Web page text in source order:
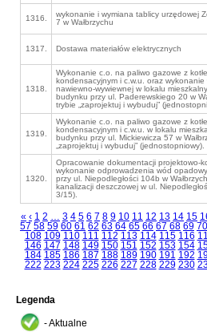
1316.
wykonanie i wymiana tablicy urzędowej
7 w Wałbrzychu
1317. Dostawa materiałów elektrycznych
1318.
Wykonanie c.o. na paliwo gazowe z
kondensacyjnym i c.w.u. oraz wykonanie
nawiewno-wywiewnej w lokalu
budynku przy ul. Paderewskiego 20 w
trybie „zaprojektuj i wybuduj”
1319.
Wykonanie c.o. na paliwo gazowe z
kondensacyjnym i c.w.u. w lokalu
budynku przy ul. Mickiewicza 57 w
„zaprojektuj i wybuduj” (jednostopniowy).
1320.
Opracowanie dokumentacji projektowo-
wykonanie odprowadzenia wód
przy ul. Niepodległości 104b w
kanalizacji deszczowej w ul.
3/15).
« ‹ 1 2 … 3 4 5 6 7 8 9 10 11 12 13 14 15
57 58 59 60 61 62 63 64 65 66 67 68 69 70
108 109 110 111 112 113 114 115 116
146 147 148 149 150 151 152 153 154
184 185 186 187 188 189 190 191 192
222 223 224 225 226 227 228 229 230
Legenda
- Aktualne